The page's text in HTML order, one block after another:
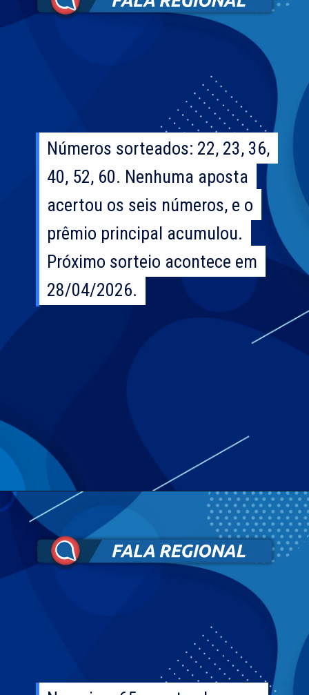
Números sorteados: 22, 23, 36,
40, 52, 60. Nenhuma aposta
acertou os seis números, e o
prêmio principal acumulou.
Próximo sorteio acontece em
28/04/2026.
Números sorteados: 22, 23, 36,
40, 52, 60. Nenhuma aposta
acertou os seis números, e o
prêmio principal acumulou.
Próximo sorteio acontece em
28/04/2026.